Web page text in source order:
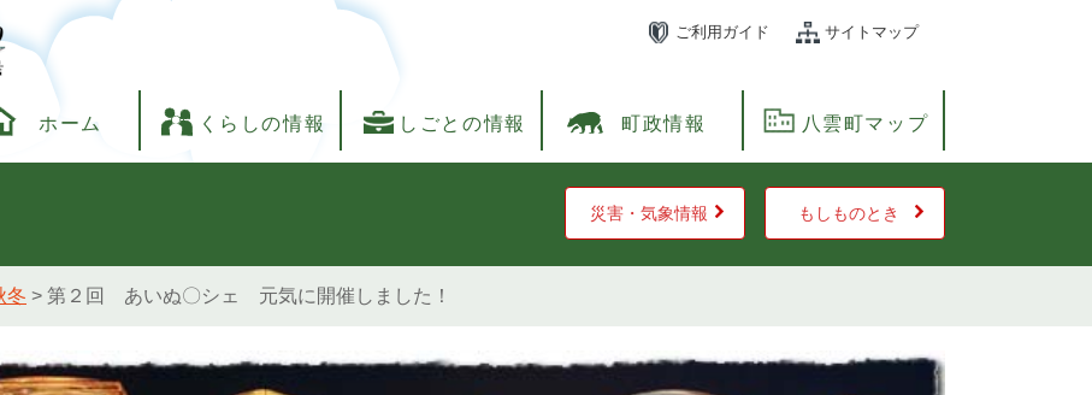
ご利用ガイド サイトマップ
ホーム くらしの情報 しごとの情報 町政情報 八雲町マップ
災害・気象情報 もしものとき
冬 > 第２回 あいぬ〇シェ 元気に開催しました！